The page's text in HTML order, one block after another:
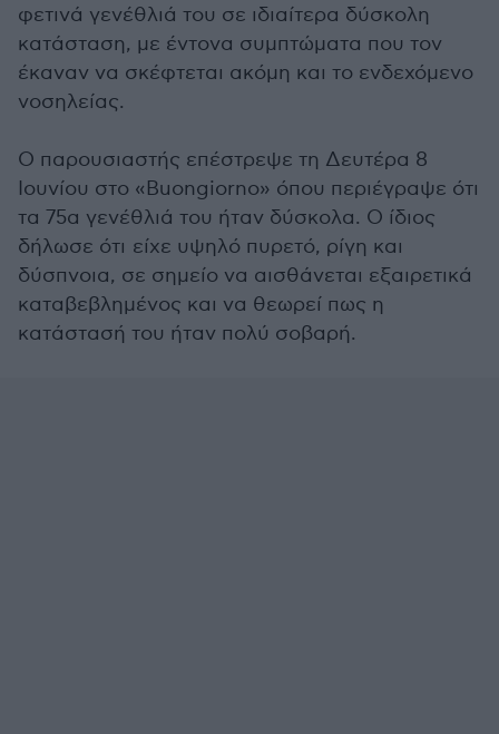
φετινά γενέθλιά του σε ιδιαίτερα δύσκολη
κατάσταση, με έντονα συμπτώματα που τον
έκαναν να σκέφτεται ακόμη και το ενδεχόμενο
νοσηλείας.
Ο παρουσιαστής επέστρεψε τη Δευτέρα 8
Ιουνίου στο «Buongiorno» όπου περιέγραψε ότι
τα 75α γενέθλιά του ήταν δύσκολα. Ο ίδιος
δήλωσε ότι είχε υψηλό πυρετό, ρίγη και
δύσπνοια, σε σημείο να αισθάνεται εξαιρετικά
καταβεβλημένος και να θεωρεί πως η
κατάστασή του ήταν πολύ σοβαρή.